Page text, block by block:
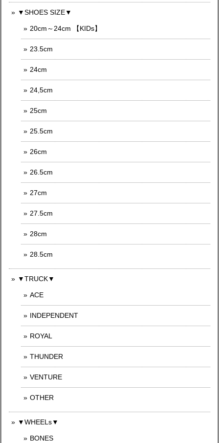
▼SHOES SIZE▼
20cm～24cm 【KIDs】
23.5cm
24cm
24,5cm
25cm
25.5cm
26cm
26.5cm
27cm
27.5cm
28cm
28.5cm
▼TRUCK▼
ACE
INDEPENDENT
ROYAL
THUNDER
VENTURE
OTHER
▼WHEELs▼
BONES